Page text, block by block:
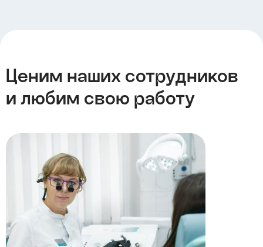
Ценим наших сотрудников
и любим свою работу